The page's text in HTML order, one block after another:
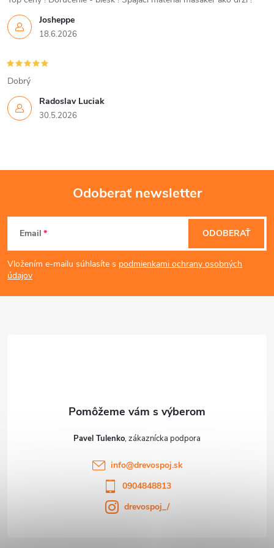
i
e
p
r
v
k
v
p
i
s
u
Josheppe
18.6.2026
Radoslav Luciak
30.5.2026
Dobrý
Z
á
p
Odoberať newsletter
Email
Vložením e-mailu súhlasíte s podmienkami ochrany osobných
údajov
ODOBERAŤ
Pavel Tulenko
info@drevospoj.sk
0904848813
drevospoj_/